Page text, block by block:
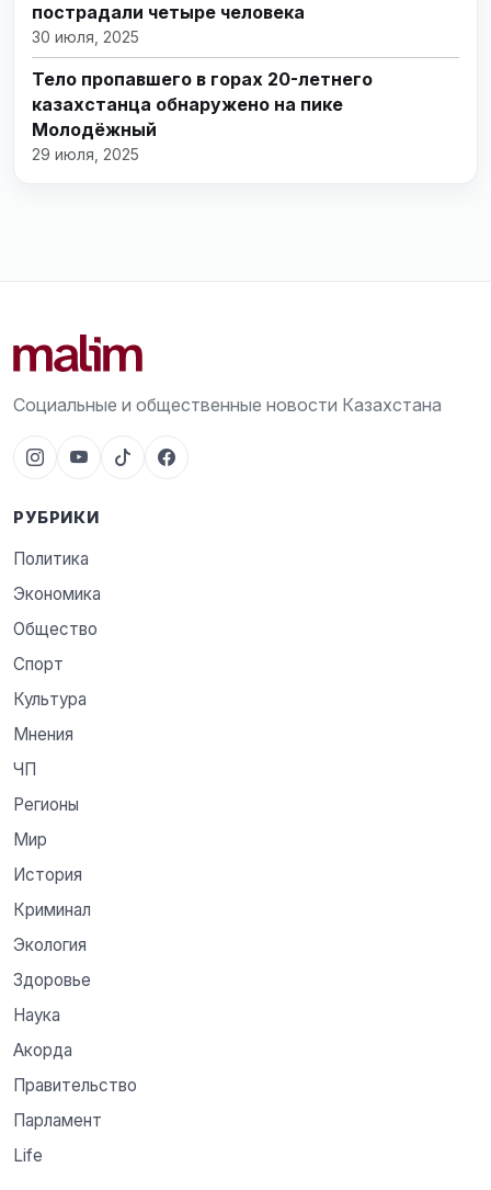
пострадали четыре человека
30 июля, 2025
Тело пропавшего в горах 20-летнего
казахстанца обнаружено на пике
Молодёжный
29 июля, 2025
Социальные и общественные новости Казахстана
РУБРИКИ
Политика
Экономика
Общество
Спорт
Культура
Мнения
ЧП
Регионы
Мир
История
Криминал
Экология
Здоровье
Наука
Акорда
Правительство
Парламент
Life